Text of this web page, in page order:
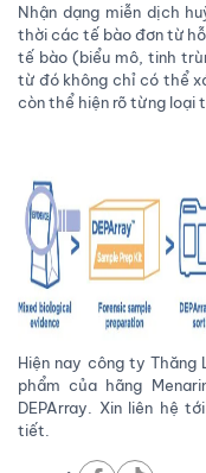
Nhận dạng miễn dịch
thời các tế bào đơn từ
tế bào (biểu mô, tinh
từ đó không chỉ có thể
còn thể hiện rõ từng loại
Hiện nay công ty Thăng
phẩm của hãng
DEPArray. Xin liên hệ
tiết.